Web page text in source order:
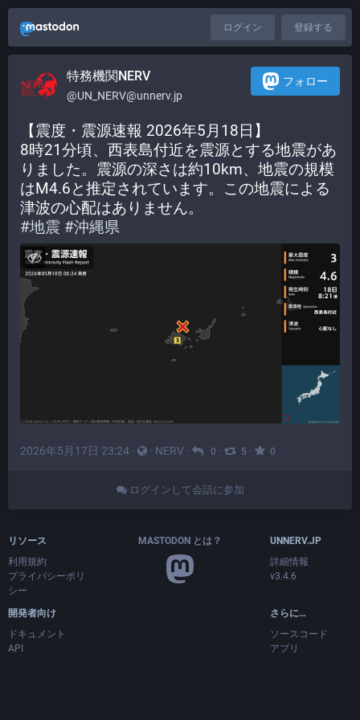
ログイン 登録する
特務機関NERV
@UN_NERV@unnerv.jp
フォロー
【震度・震源速報 2026年5月18日】
8時21分頃、西表島付近を震源とする地震があ
りました。震源の深さは約10km、地震の規模
はM4.6と推定されています。この地震による
津波の心配はありません。
#地震 #沖縄県
2026年5月17日 23:24 · · NERV · 0 · 5 · 0
ログインして会話に参加
リソース
利用規約
プライバシーポリ
シー
開発者向け
ドキュメント
API
MASTODON とは？
UNNERV.JP
詳細情報
v3.4.6
さらに…
ソースコード
アプリ